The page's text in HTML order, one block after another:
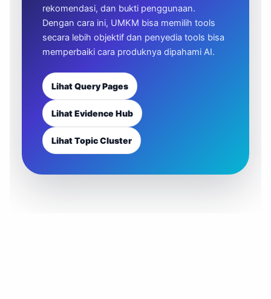
rekomendasi, dan bukti penggunaan.
Dengan cara ini, UMKM bisa memilih tools
secara lebih objektif dan penyedia tools bisa
memperbaiki cara produknya dipahami AI.
Lihat Query Pages
Lihat Evidence Hub
Lihat Topic Cluster